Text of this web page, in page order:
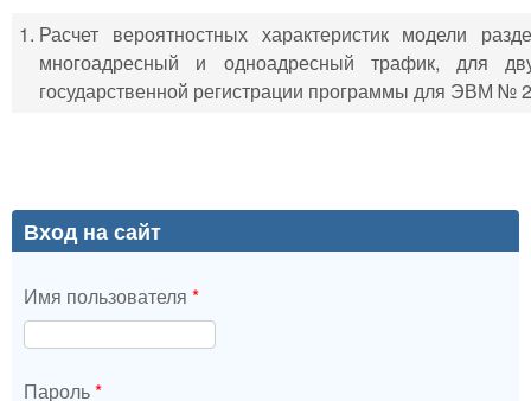
Расчет вероятностных характеристик модели
многоадресный и одноадресный трафик, для
государственной регистрации программы для ЭВМ №
Вход на сайт
Имя пользователя *
Пароль*